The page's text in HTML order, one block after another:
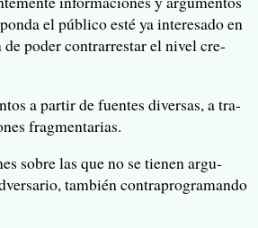
el público esté ya intere­sado en
de poder con­tra­rres­tar el nivel cre­
a par­tir de fuen­tes diver­sas, a tra­
fragmentarias.
sobre las que no se tie­nen argu­
tam­bién con­tra­pro­gra­mando